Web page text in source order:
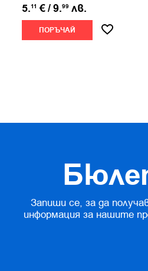
5.11 €/9.99 лв.
ПОРЪЧАЙ
Запиши се, за да
информация за нашите